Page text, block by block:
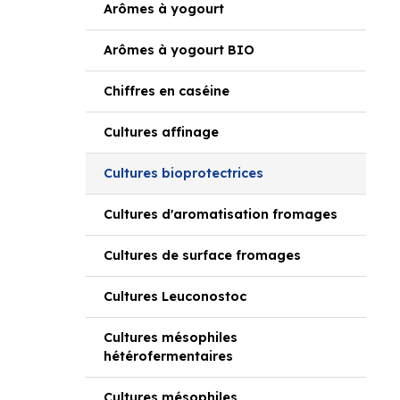
Arômes à yogourt
Arômes à yogourt BIO
Chiffres en caséine
Cultures affinage
Cultures bioprotectrices
Cultures d'aromatisation fromages
Cultures de surface fromages
Cultures Leuconostoc
Cultures mésophiles
hétérofermentaires